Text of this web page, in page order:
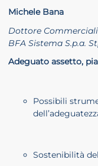
Michele Bana
Dottore
BFA Sistema S.p.a.
Adeguato assetto,
Possibili
Sostenibilità